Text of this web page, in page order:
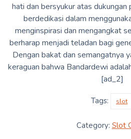
hati dan bersyukur atas dukungan
berdedikasi dalam
menginspirasi dan mengangkat
berharap menjadi teladan bagi
Dengan bakat dan semangatnya
keraguan bahwa Bandardewi
[ad_2]
Tags: slot
Category: Slot